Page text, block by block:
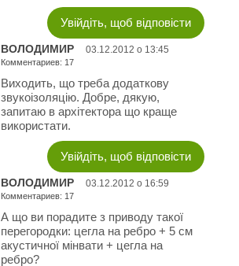
Увійдіть, щоб відповісти
ВОЛОДИМИР 03.12.2012 о 13:45
Комментариев: 17
Виходить, що треба додаткову
звукоізоляцію. Добре, дякую,
запитаю в архітектора що краще
використати.
Увійдіть, щоб відповісти
ВОЛОДИМИР 03.12.2012 о 16:59
Комментариев: 17
А що ви порадите з приводу такої
перегородки: цегла на ребро + 5 см
акустичної мінвати + цегла на
ребро?